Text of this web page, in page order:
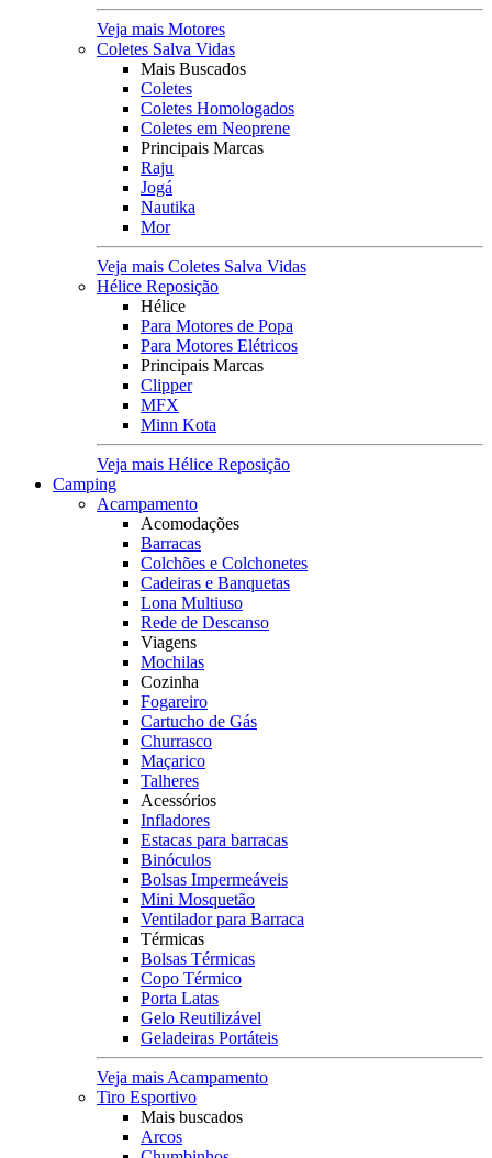
Veja mais Motores
Coletes Salva Vidas
Mais Buscados
Coletes
Coletes Homologados
Coletes em Neoprene
Principais Marcas
Raju
Jogá
Nautika
Mor
Veja mais Coletes Salva Vidas
Hélice Reposição
Hélice
Para Motores de Popa
Para Motores Elétricos
Principais Marcas
Clipper
MFX
Minn Kota
Veja mais Hélice Reposição
Camping
Acampamento
Acomodações
Barracas
Colchões e Colchonetes
Cadeiras e Banquetas
Lona Multiuso
Rede de Descanso
Viagens
Mochilas
Cozinha
Fogareiro
Cartucho de Gás
Churrasco
Maçarico
Talheres
Acessórios
Infladores
Estacas para barracas
Binóculos
Bolsas Impermeáveis
Mini Mosquetão
Ventilador para Barraca
Térmicas
Bolsas Térmicas
Copo Térmico
Porta Latas
Gelo Reutilizável
Geladeiras Portáteis
Veja mais Acampamento
Tiro Esportivo
Mais buscados
Arcos